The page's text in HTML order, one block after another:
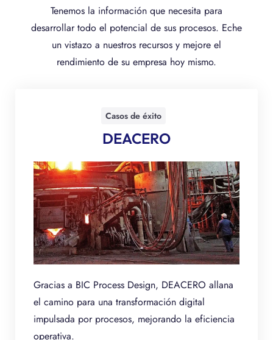
Tenemos la información que necesita para
desarrollar todo el potencial de sus procesos. Eche
un vistazo a nuestros recursos y mejore el
rendimiento de su empresa hoy mismo.
Casos de éxito
DEACERO
Gracias a BIC Process Design, DEACERO allana
el camino para una transformación digital
impulsada por procesos, mejorando la eficiencia
operativa.